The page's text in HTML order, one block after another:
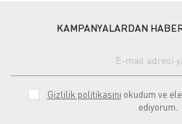
KAMPANYALARDAN
Gizlilik politikasını okudum ve
ediyorum.